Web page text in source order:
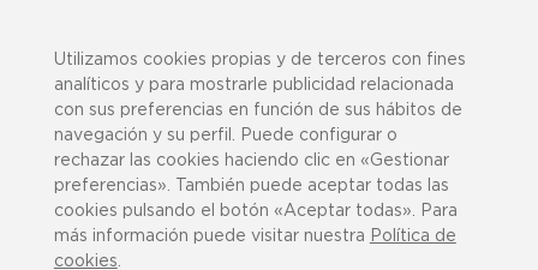
Utilizamos cookies propias y de terceros con fines
analíticos y para mostrarle publicidad relacionada
con sus preferencias en función de sus hábitos de
navegación y su perfil. Puede configurar o
rechazar las cookies haciendo clic en «Gestionar
preferencias». También puede aceptar todas las
cookies pulsando el botón «Aceptar todas». Para
más información puede visitar nuestra Política de
cookies.